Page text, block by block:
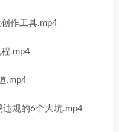
作工具.mp4
.mp4
.mp4
规的6个大坑.mp4